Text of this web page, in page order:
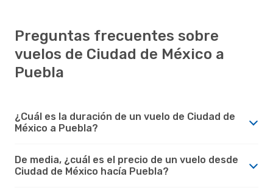
Preguntas frecuentes sobre
vuelos de Ciudad de México a
Puebla
¿Cuál es la duración de un vuelo de Ciudad de
México a Puebla?
De media, ¿cuál es el precio de un vuelo desde
Ciudad de México hacía Puebla?